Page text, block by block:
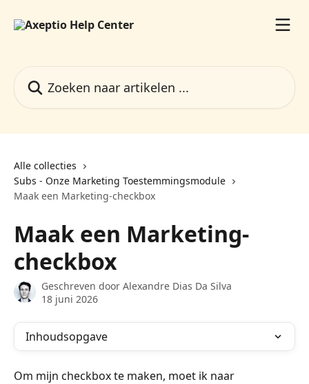
Alle collecties
Subs - Onze Marketing Toestemmingsmodule
Maak een Marketing-checkbox
Maak een Marketing-
checkbox
Geschreven door Alexandre Dias Da Silva
18 juni 2026
Inhoudsopgave
Om mijn checkbox te maken, moet ik naar